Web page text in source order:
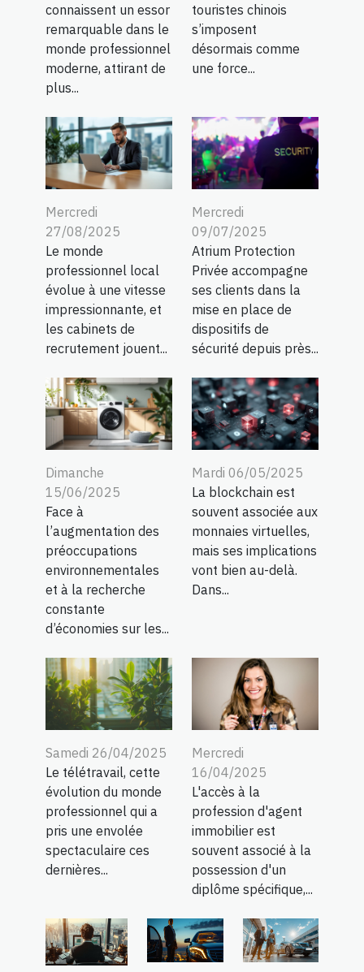
connaissent un essor
remarquable dans le
monde professionnel
moderne, attirant de
plus...
touristes chinois
s’imposent
désormais comme
une force...
Mercredi
27/08/2025
Le monde
professionnel local
évolue à une vitesse
impressionnante, et
les cabinets de
recrutement jouent...
Mercredi
09/07/2025
Atrium Protection
Privée accompagne
ses clients dans la
mise en place de
dispositifs de
sécurité depuis près...
Dimanche
15/06/2025
Face à
l’augmentation des
préoccupations
environnementales
et à la recherche
constante
d’économies sur les...
Mardi 06/05/2025
La blockchain est
souvent associée aux
monnaies virtuelles,
mais ses implications
vont bien au-delà.
Dans...
Samedi 26/04/2025
Le télétravail, cette
évolution du monde
professionnel qui a
pris une envolée
spectaculaire ces
dernières...
Mercredi
16/04/2025
L'accès à la
profession d'agent
immobilier est
souvent associé à la
possession d'un
diplôme spécifique,...